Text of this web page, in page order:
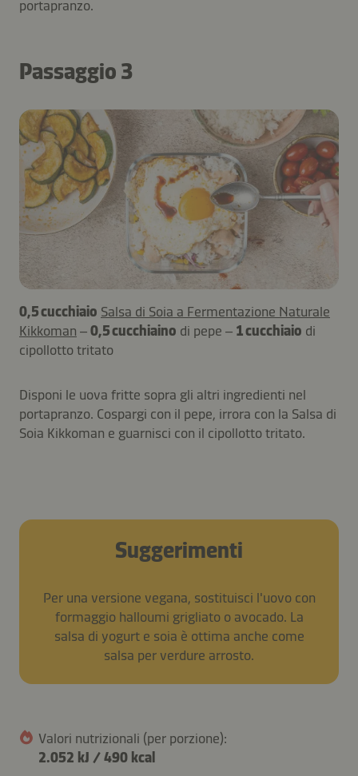
portapranzo.
Passaggio 3
0,5 cucchiaio Salsa di Soia a Fermentazione Naturale
Kikkoman –0,5 cucchiaino di pepe – 1 cucchiaio di
cipollotto tritato
Disponi le uova fritte sopra gli altri ingredienti nel
portapranzo. Cospargi con il pepe, irrora con la Salsa di
Soia Kikkoman e guarnisci con il cipollotto tritato.
Suggerimenti
Per una versione vegana, sostituisci l'uovo con
formaggio halloumi grigliato o avocado. La
salsa di yogurt e soia è ottima anche come
salsa per verdure arrosto.
Valori nutrizionali (per porzione):
2.052 kJ /490 kcal